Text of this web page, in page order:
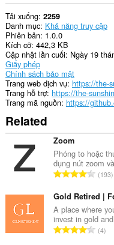
Tải xuống 2259
Danh mục Khả năng truy cập
Phiên bản 1.0.0
Kích cỡ 442,3 KB
Cập nhật lần cuối Ngày 19
Giấy phép
Chính sách bảo mật
Trang web dịch vụ https://the-
Trang hỗ trợ https://the-
Trang mã nguồn https://
Related
Zoom
Phóng to hoặc
dụng nút zoom
T
n
g
s
ố
193
Gold Retired |
A place where
invest in gold
T4